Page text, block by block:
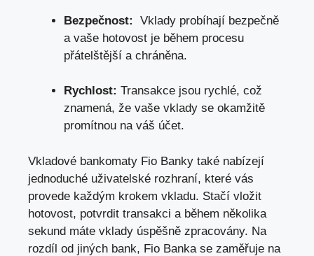
Bezpečnost:
‌ Vklady probíhají bezpečně
a vaše hotovost je ‌během procesu
přátelštější a chráněna.
Rychlost: Transakce jsou ‌rychlé, což
znamená, ‍že vaše vklady se okamžitě
promítnou na​ váš účet.
Vkladové bankomaty Fio Banky‍ také nabízejí
jednoduché uživatelské rozhraní, které vás
provede každým krokem vkladu. Stačí vložit
hotovost, potvrdit transakci a během několika
sekund máte vklady úspěšně zpracovány.⁢ Na
rozdíl od ‍jiných bank, Fio Banka se zaměřuje na